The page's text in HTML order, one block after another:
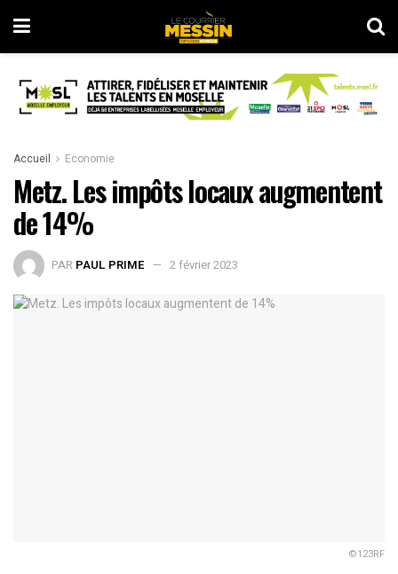
Accueil Economie
Metz. Les impôts locaux augmentent
de 14%
PAR PAUL PRIME 2 février 2023
©123RF